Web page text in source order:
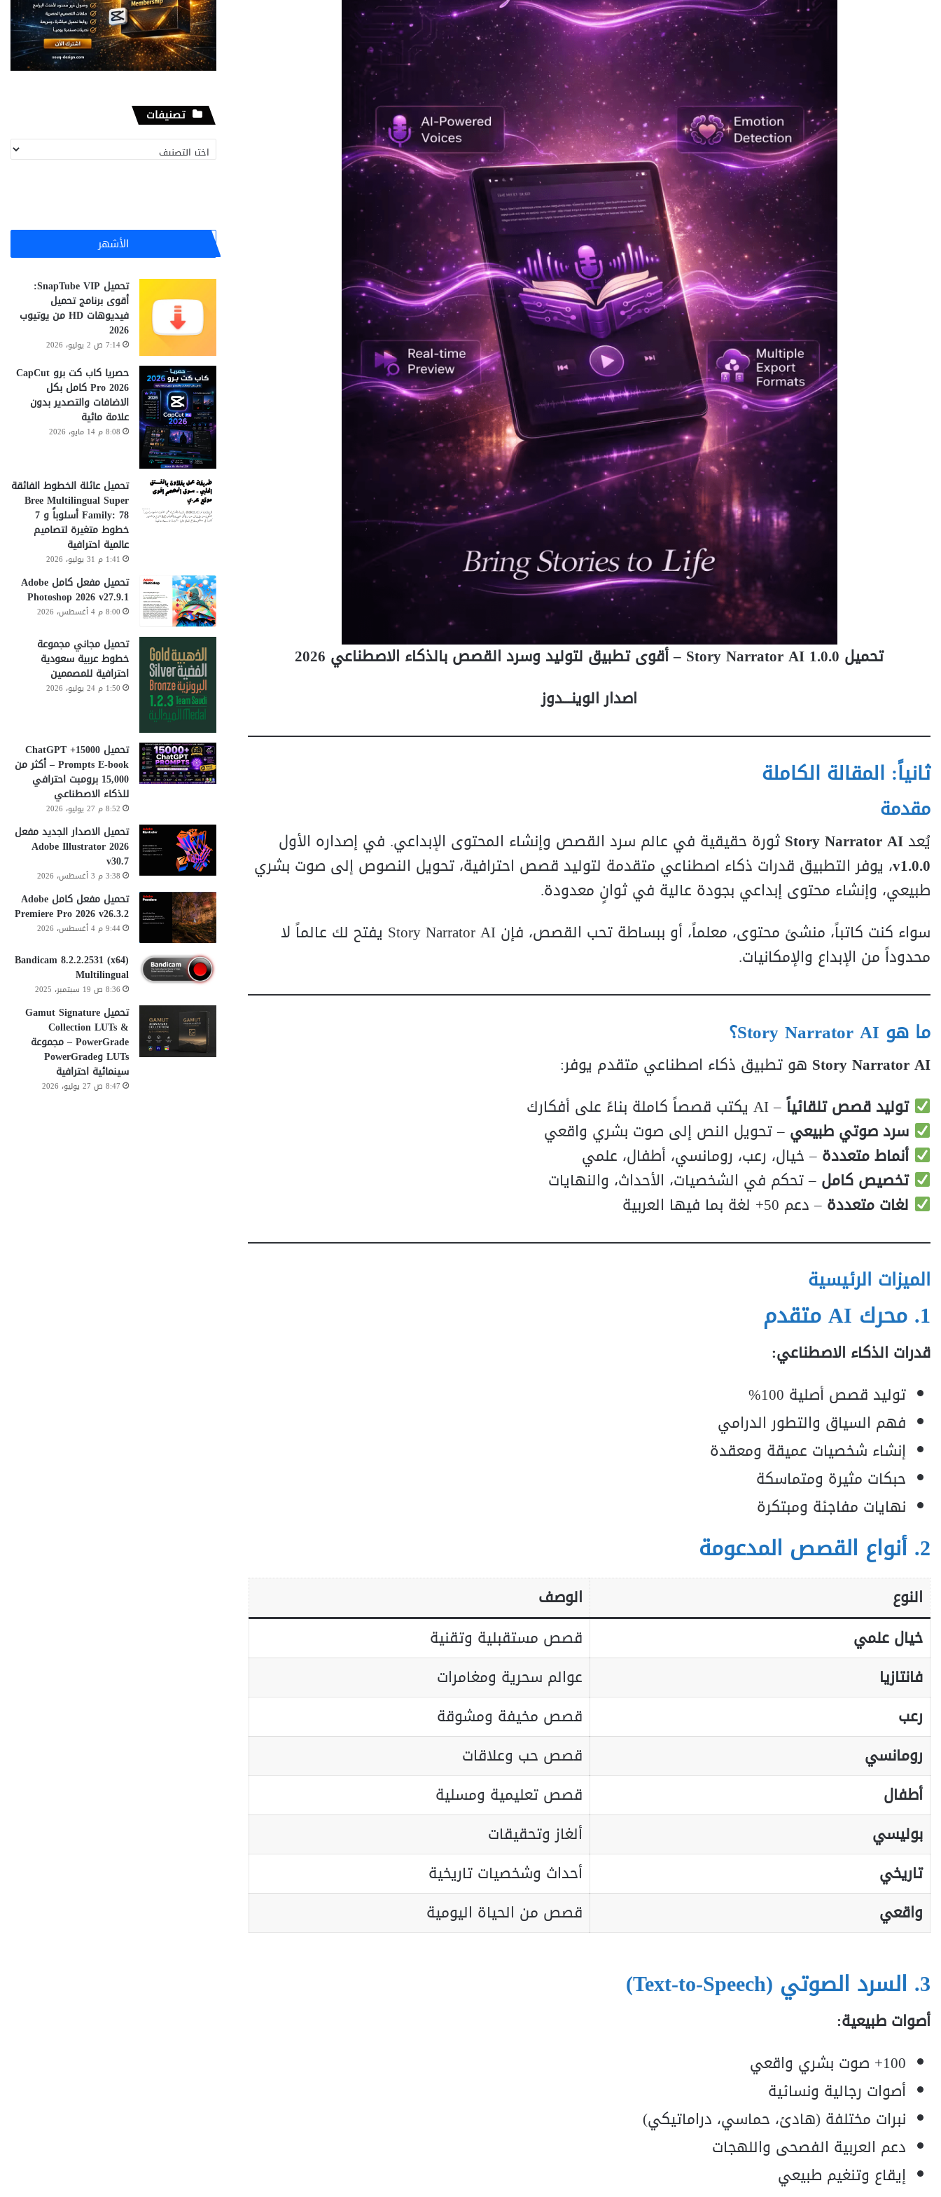
تحميل Story Narrator AI 1.0.0 – أقوى تطبيق لتوليد وسرد القصص بالذكاء الاصطناعي 2026
اصدار الوينـــدوز
ثانياً: المقالة الكاملة
مقدمة
يُعد Story Narrator AI ثورة حقيقية في عالم سرد القصص وإنشاء المحتوى الإبداعي. في إصداره الأول
v1.0.0، يوفر التطبيق قدرات ذكاء اصطناعي متقدمة لتوليد قصص احترافية، تحويل النصوص إلى صوت بشري
طبيعي، وإنشاء محتوى إبداعي بجودة عالية في ثوانٍ معدودة.
سواء كنت كاتباً، منشئ محتوى، معلماً، أو ببساطة تحب القصص، فإن Story Narrator AI يفتح لك عالماً لا
محدوداً من الإبداع والإمكانيات.
ما هو Story Narrator AI؟
Story Narrator AI هو تطبيق ذكاء اصطناعي متقدم يوفر:
توليد قصص تلقائياً– AI يكتب قصصاً كاملة بناءً على أفكارك
سرد صوتي طبيعي – تحويل النص إلى صوت بشري واقعي
أنماط متعددة – خيال، رعب، رومانسي، أطفال، علمي
تخصيص كامل – تحكم في الشخصيات، الأحداث، والنهايات
لغات متعددة – دعم 50+ لغة بما فيها العربية
الميزات الرئيسية
1. محرك AI متقدم
قدرات الذكاء الاصطناعي:
توليد قصص أصلية 100%
فهم السياق والتطور الدرامي
إنشاء شخصيات عميقة ومعقدة
حبكات مثيرة ومتماسكة
نهايات مفاجئة ومبتكرة
2. أنواع القصص المدعومة
النوع
الوصف
خيال علمي
قصص مستقبلية وتقنية
فانتازيا
عوالم سحرية ومغامرات
رعب
قصص مخيفة ومشوقة
رومانسي
قصص حب وعلاقات
أطفال
قصص تعليمية ومسلية
بوليسي
ألغاز وتحقيقات
تاريخي
أحداث وشخصيات تاريخية
واقعي
قصص من الحياة اليومية
3. السرد الصوتي (Text-to-Speech)
أصوات طبيعية:
100+ صوت بشري واقعي
أصوات رجالية ونسائية
نبرات مختلفة (هادئ، حماسي، دراماتيكي)
دعم العربية الفصحى واللهجات
إيقاع وتنغيم طبيعي
تصنيفات
تصنيفات
الأشهر
تحميل SnapTube VIP:
أقوى برنامج تحميل
فيديوهات HD من يوتيوب
2026
7:14 ص 2 يوليو، 2026
حصريا كاب كت برو CapCut
Pro 2026 كامل بكل
الاضافات والتصدير بدون
علامة مائية
8:08 م 14 مايو، 2026
تحميل عائلة الخطوط الفائقة
Bree Multilingual Super
Family: 78 أسلوباً و 7
خطوط متغيرة لتصاميم
عالمية احترافية
1:41 م 31 يوليو، 2026
تحميل مفعل كامل Adobe
Photoshop 2026 v27.9.1
8:00 م 4 أغسطس، 2026
تحميل مجاني مجموعة
خطوط عربية سعودية
احترافية للمصممين
1:50 م 24 يوليو، 2026
تحميل 15000+ ChatGPT
Prompts E-book – أكثر من
15,000 برومبت احترافي
للذكاء الاصطناعي
8:52 م 27 يوليو، 2026
تحميل الاصدار الجديد مفعل
Adobe Illustrator 2026
v30.7
3:38 م 3 أغسطس، 2026
تحميل مفعل كامل Adobe
Premiere Pro 2026 v26.3.2
9:44 م 4 أغسطس، 2026
Bandicam 8.2.2.2531 (x64)
Multilingual
8:36 ص 19 سبتمبر، 2025
تحميل Gamut Signature
Collection LUTs &
PowerGrade – مجموعة
LUTs وPowerGrade
سينمائية احترافية
8:47 ص 27 يوليو، 2026